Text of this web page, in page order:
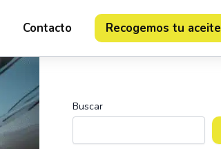
Contacto Recogemos tu aceite
Buscar